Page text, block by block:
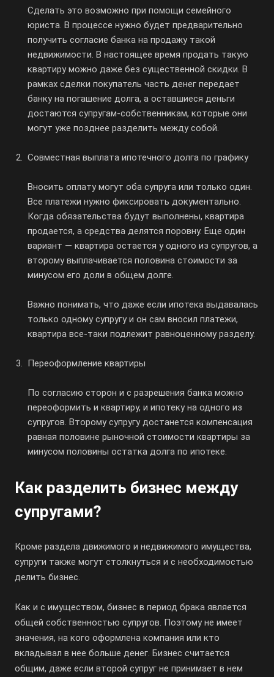
Сделать это возможно при помощи семейного
юриста. В процессе нужно будет предварительно
получить согласие банка на продажу такой
недвижимости. В настоящее время продать такую
квартиру можно даже без существенной скидки. В
рамках сделки покупатель часть денег передает
банку на погашение долга, а оставшиеся деньги
достаются супругам-собственникам, которые они
могут уже позднее разделить между собой.
Совместная выплата ипотечного долга по графику
Вносить оплату могут оба супруга или только один.
Все платежи нужно фиксировать документально.
Когда обязательства будут выполнены, квартира
продается, а средства делятся поровну. Еще один
вариант — квартира остается у одного из супругов, а
второму выплачивается половина стоимости за
минусом его доли в общем долге.
Важно понимать, что даже если ипотека выдавалась
только одному супругу и он сам вносил платежи,
квартира все-таки подлежит равноценному разделу.
Переоформление квартиры
По согласию сторон и с разрешения банка можно
переоформить и квартиру, и ипотеку на одного из
супругов. Второму супругу достанется компенсация
равная половине рыночной стоимости квартиры за
минусом половины остатка долга по ипотеке.
Как разделить бизнес между
супругами?
Кроме раздела движимого и недвижимого имущества,
супруги также могут столкнуться и с необходимостью
делить бизнес.
Как и с имуществом, бизнес в период брака является
общей собственностью супругов. Поэтому не имеет
значения, на кого оформлена компания или кто
вкладывал в нее больше денег. Бизнес считается
общим, даже если второй супруг не принимает в нем